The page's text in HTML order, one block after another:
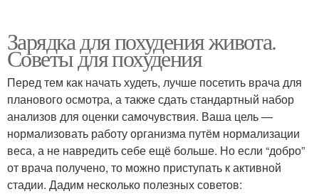
Зарядка для похудения живота.
Советы для похудения
Перед тем как начать худеть, лучше посетить врача для
планового осмотра, а также сдать стандартный набор
анализов для оценки самочувствия. Ваша цель —
нормализовать работу организма путём нормализации
веса, а не навредить себе ещё больше. Но если “добро”
от врача получено, то можно приступать к активной
стадии. Дадим несколько полезных советов: